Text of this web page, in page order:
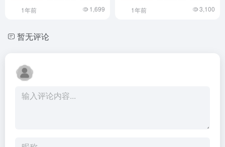
1年前 1,699 1年前 3,100
暂无评论